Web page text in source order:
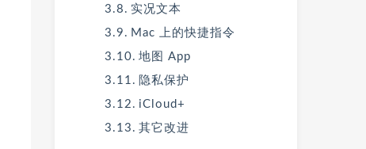
实况文本
Mac 上的快捷指令
地图 App
隐私保护
iCloud+
其它改进